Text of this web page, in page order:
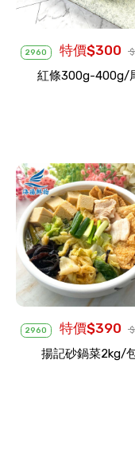
2960 特價$300
紅條300g-400g/
2960 特價$390
揚記砂鍋菜2kg/